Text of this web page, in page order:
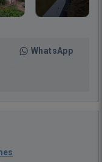
WhatsApp